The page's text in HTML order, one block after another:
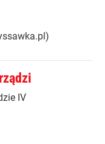
IV